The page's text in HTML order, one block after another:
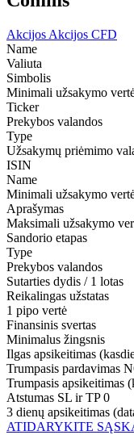
Akcijos Akcijos CFD
Name
Valiuta
Simbolis
Minimali užsakymo
Ticker
Prekybos valandos
Type
Užsakymų priėmimo
ISIN
Name
Minimali užsakymo
Aprašymas
Maksimali užsakymo
Sandorio etapas
Type
Prekybos valandos
Sutarties dydis / 1 lotas
Reikalingas užstatas
1 pipo vertė
Finansinis svertas
Minimalus žingsnis
Ilgas apsikeitimas
Trumpasis pardavimas
Trumpasis apsikeitimas
Atstumas SL ir TP 0
3 dienų apsikeitimas
ATIDARYKITE